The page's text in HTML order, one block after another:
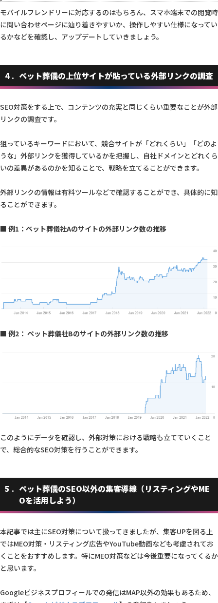
モバイルフレンドリーに対応するのはもちろん、スマホ端末での閲覧時
に問い合わせページに辿り着きやすいか、操作しやすい仕様になってい
るかなどを確認し、アップデートしていきましょう。
4 ペット葬儀の上位サイトが貼っている外部リンクの調査
SEO対策をする上で、コンテンツの充実と同じくらい重要なことが外部
リンクの調査です。
狙っているキーワードにおいて、競合サイトが「どれくらい」「どのよ
うな」外部リンクを獲得しているかを把握し、自社ドメインとどれくら
いの差異があるのかを知ることで、戦略を立てることができます。
外部リンクの情報は有料ツールなどで確認することができ、具体的に知
ることができます。
■ 例1：ペット葬儀社Aのサイトの外部リンク数の推移
■ 例2： ペット葬儀社Bのサイトの外部リンク数の推移
このようにデータを確認し、外部対策における戦略も立てていくこと
で、総合的なSEO対策を行うことができます。
5
ペット葬儀のSEO以外の集客導線（リスティングやME
Oを活用しよう）
本記事では主にSEO対策について扱ってきましたが、集客UPを図る上
ではMEO対策・リスティング広告やYouTube動画なども考慮されてお
くことをおすすめします。特にMEO対策などは今後重要になってくるか
と思います。
Googleビジネスプロフィールでの発信はMAP以外の効果もあるため、